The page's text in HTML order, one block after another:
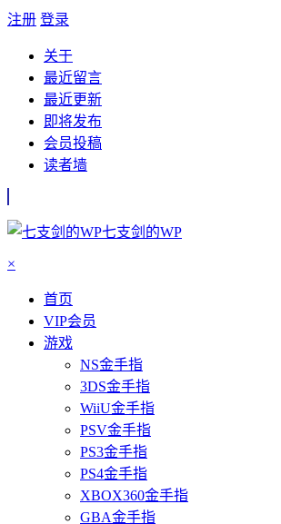
注册 登录
关于
最近留言
最近更新
即将发布
会员投稿
读者墙
七支剑的WP
×
首页
VIP会员
游戏
NS金手指
3DS金手指
WiiU金手指
PSV金手指
PS3金手指
PS4金手指
XBOX360金手指
GBA金手指